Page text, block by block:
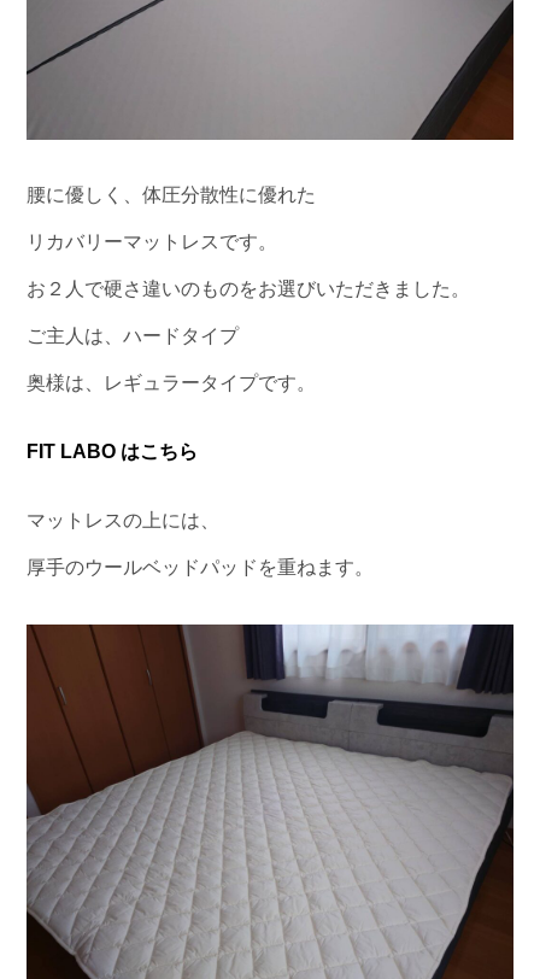
腰に優しく、体圧分散性に優れた
リカバリーマットレスです。
お２人で硬さ違いのものをお選びいただきました。
ご主人は、ハードタイプ
奥様は、レギュラータイプです。
FIT LABO はこちら
マットレスの上には、
厚手のウールベッドパッドを重ねます。